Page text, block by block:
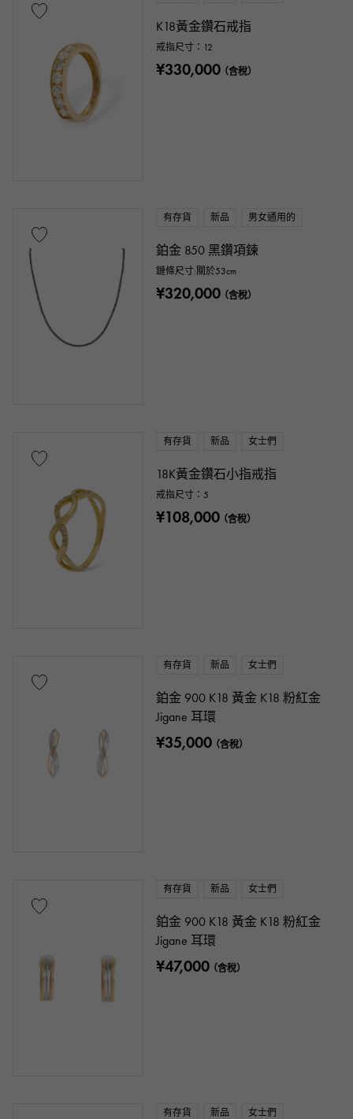
K18黃金鑽石戒指
戒指尺寸：12
¥330,000（含稅）
有存貨 新品 男女通用的
鉑金 850 黑鑽項鍊
鏈條尺寸:關於53cm
¥320,000（含稅）
有存貨 新品 女士們
18K黃金鑽石小指戒指
戒指尺寸：5
¥108,000（含稅）
有存貨 新品 女士們
鉑金 900 K18 黃金 K18 粉紅金
Jigane 耳環
¥35,000（含稅）
有存貨 新品 女士們
鉑金 900 K18 黃金 K18 粉紅金
Jigane 耳環
¥47,000（含稅）
有存貨 新品 女士們